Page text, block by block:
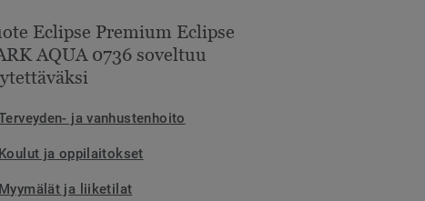
Eclipse Premium Eclipse
AQUA 0736 soveltuu
ja vanhustenhoito
Koulut ja oppilaitokset
Myymälät ja liiketilat